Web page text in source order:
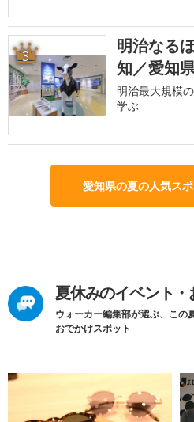
3
明治なる
知／愛知
明治最大規模
学ぶ
愛知県の夏の人気ス
夏休みのイベント
ウォーカー編集部が選ぶ、この
おでかけスポット